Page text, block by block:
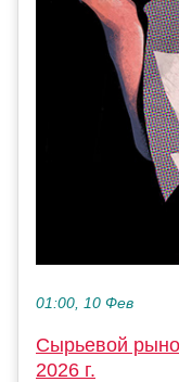
01:00, 10 Фев
Сырьевой
2026 г.